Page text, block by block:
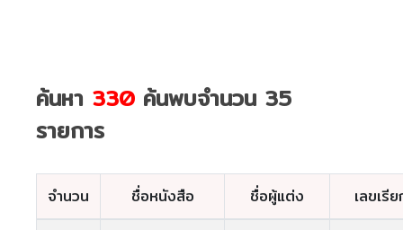
ค้นหา 330 ค้นพบจำนวน 35
รายการ
จำนวน ชื่อหนังสือ ชื่อผู้แต่ง เลขเรี